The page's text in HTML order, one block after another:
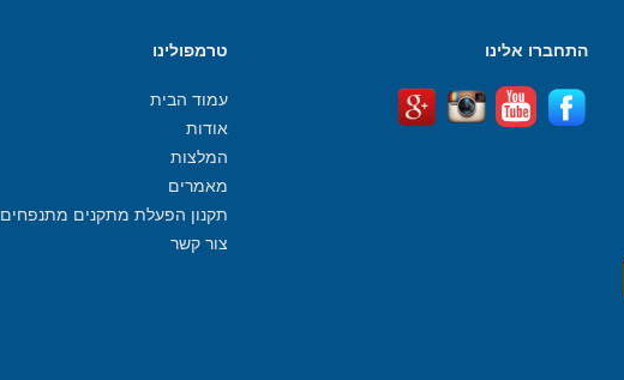
התחברו אלינו טרמפולינו
עמוד הבית
אודות
המלצות
מאמרים
תקנון הפעלת מתקנים מתנפחים
צור קשר